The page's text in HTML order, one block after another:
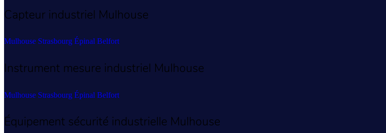
Capteur industriel Mulhouse
Mulhouse Strasbourg Épinal Belfort
Instrument mesure industriel Mulhouse
Mulhouse Strasbourg Épinal Belfort
Équipement sécurité industrielle Mulhouse